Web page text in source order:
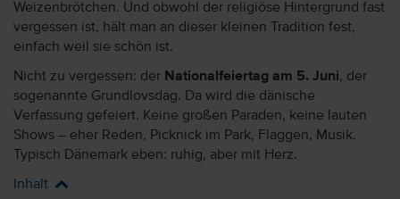
Weizenbrötchen. Und obwohl der religiöse Hintergrund fast
vergessen ist, hält man an dieser kleinen Tradition fest,
einfach weil sie schön ist.
Nicht zu vergessen: der Nationalfeiertag am 5. Juni, der
sogenannte Grundlovsdag. Da wird die dänische
Verfassung gefeiert. Keine großen Paraden, keine lauten
Shows – eher Reden, Picknick im Park, Flaggen, Musik.
Typisch Dänemark eben: ruhig, aber mit Herz.
Inhalt